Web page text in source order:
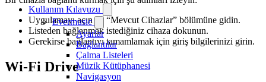
Kullanım Kılavuzu
Evermusic
Ayarlar
Bağlantılar
Çalma Listeleri
Müzik Kütüphanesi
Navigasyon
Uygulamayı açın ve “Mevcut Cihazlar” bölümüne gidin.
Listeden bağlanmak istediğiniz cihaza dokunun.
Gerekirse bağlantıyı tamamlamak için giriş bilgilerinizi girin.
Wi-Fi Drive